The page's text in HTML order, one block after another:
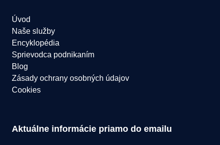
Úvod
Naše služby
Encyklopédia
Sprievodca podnikaním
Blog
Zásady ochrany osobných údajov
Cookies
Aktuálne informácie priamo do emailu